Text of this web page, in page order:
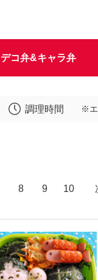
デコ弁&キャラ弁
調理時間 ※エ
8 9 10